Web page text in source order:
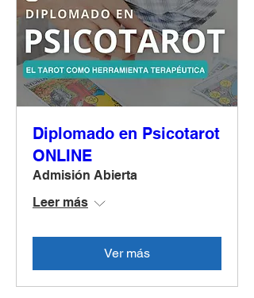
Diplomado en Psicotarot
ONLINE
Admisión Abierta
Leer más
Ver más